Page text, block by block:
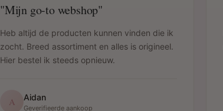
"Mijn go-to webshop"
Heb altijd de producten kunnen vinden die ik
zocht. Breed assortiment en alles is origineel.
Hier bestel ik steeds opnieuw.
A Aidan
Geverifieerde aankoop